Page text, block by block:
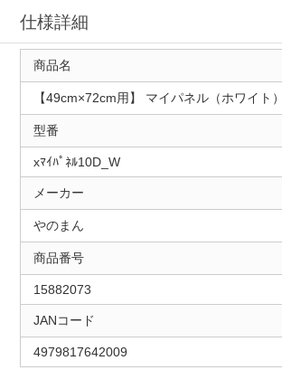
仕様詳細
商品名
【49cm×72cm用】 マイパネル（ホワイト）
型番
xﾏｲﾊﾟﾈﾙ10D_W
メーカー
やのまん
商品番号
15882073
JANコード
4979817642009